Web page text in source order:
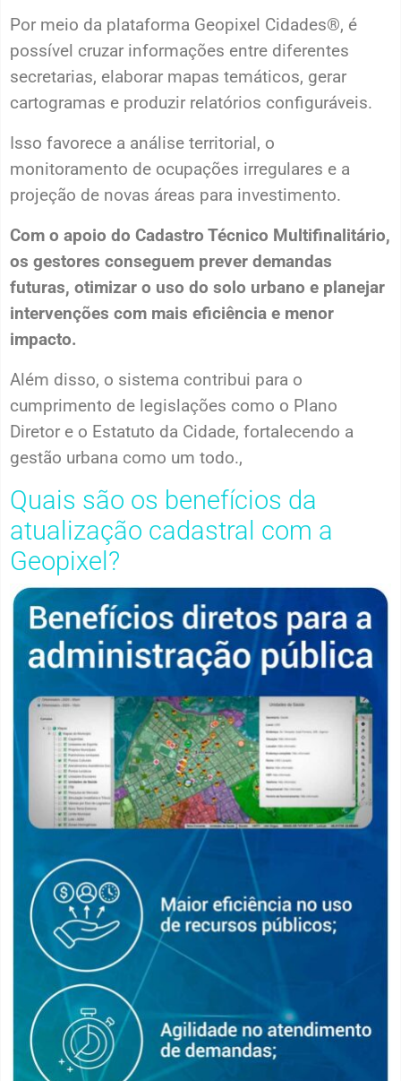
Por meio da plataforma Geopixel Cidades®, é
possível cruzar informações entre diferentes
secretarias, elaborar mapas temáticos, gerar
cartogramas e produzir relatórios configuráveis.
Isso favorece a análise territorial, o
monitoramento de ocupações irregulares e a
projeção de novas áreas para investimento.
Com o apoio do Cadastro Técnico Multifinalitário,
os gestores conseguem prever demandas
futuras, otimizar o uso do solo urbano e planejar
intervenções com mais eficiência e menor
impacto.
Além disso, o sistema contribui para o
cumprimento de legislações como o Plano
Diretor e o Estatuto da Cidade, fortalecendo a
gestão urbana como um todo.,
Quais são os benefícios da
atualização cadastral com a
Geopixel?